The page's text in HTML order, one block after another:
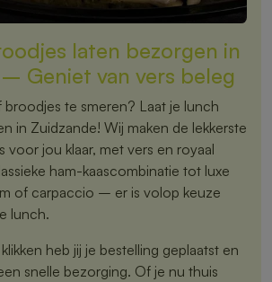
laten bezorgen in
Geniet van vers beleg
broodjes te smeren? Laat je lunch
in Zuidzande! Wij maken de lekkerste
voor jou klaar, met vers en royaal
ham-kaascombinatie tot luxe
of carpaccio – er is volop keuze
lunch.
heb jij je bestelling geplaatst en
snelle bezorging. Of je nu thuis